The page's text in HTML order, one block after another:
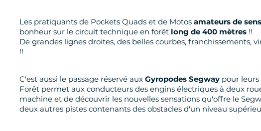
Les pratiquants de Pockets Quads et de Motos amateurs de
bonheur sur le circuit technique en forêt long de 400 mètres !!
De grandes lignes droites, des belles courbes, franchissements,
!!
C'est aussi le passage réservé aux Gyropodes Segway pour leurs
Forêt permet aux conducteurs des engins électriques à deux
machine et de découvrir les nouvelles sensations qu'offre le
deux autres pistes contenants des obstacles d'un niveau